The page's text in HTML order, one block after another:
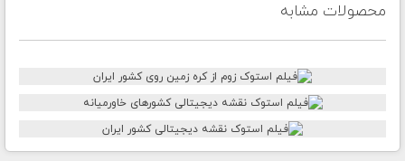
محصولات مشابه